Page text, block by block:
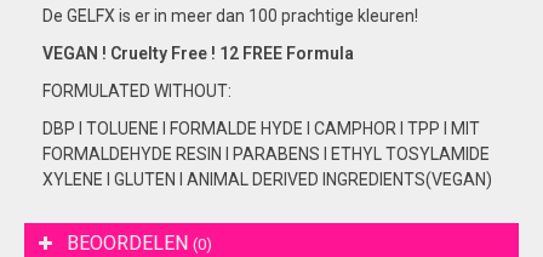
De GELFX is er in meer dan 100 prachtige kleuren!
VEGAN ! Cruelty Free ! 12 FREE Formula
FORMULATED WITHOUT:
DBP I TOLUENE I FORMALDE HYDE I CAMPHOR I TPP I MIT
FORMALDEHYDE RESIN I PARABENS I ETHYL TOSYLAMIDE
XYLENE I GLUTEN I ANIMAL DERIVED INGREDIENTS(VEGAN)
BEOORDELEN (0)